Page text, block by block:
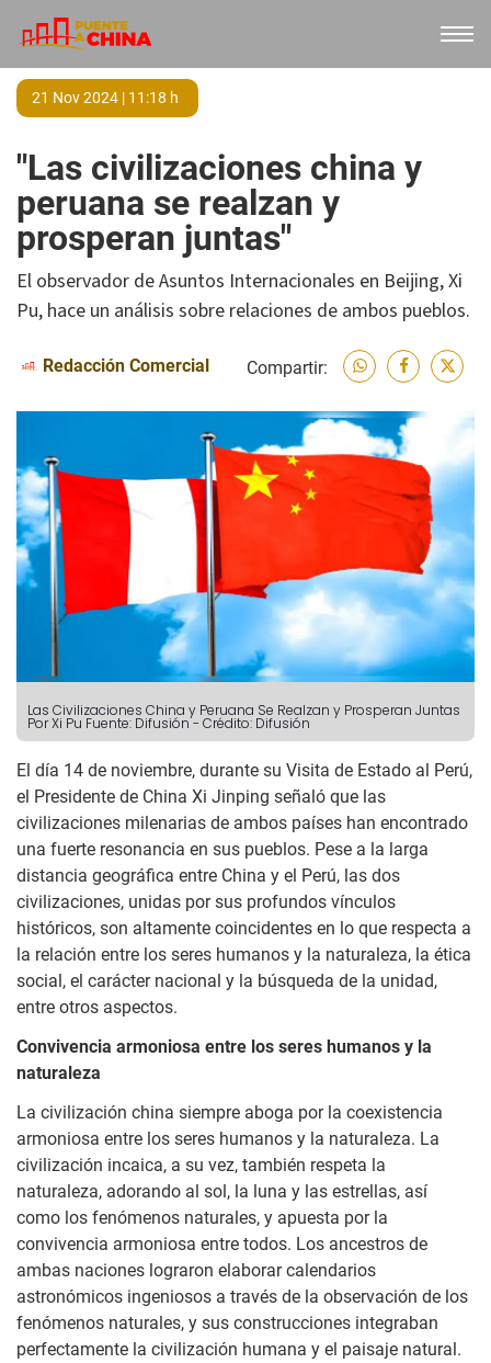
21 Nov 2024 | 11:18 h
"Las civilizaciones china y
peruana se realzan y
prosperan juntas"
El observador de Asuntos Internacionales en Beijing, Xi
Pu, hace un análisis sobre relaciones de ambos pueblos.
Redacción Comercial Compartir:
Las Civilizaciones China y Peruana Se Realzan y Prosperan Juntas
Por Xi Pu Fuente: Difusión- Crédito: Difusión
El día 14 de noviembre, durante su Visita de Estado al Perú,
el Presidente de China Xi Jinping señaló que las
civilizaciones milenarias de ambos países han encontrado
una fuerte resonancia en sus pueblos. Pese a la larga
distancia geográfica entre China y el Perú, las dos
civilizaciones, unidas por sus profundos vínculos
históricos, son altamente coincidentes en lo que respecta a
la relación entre los seres humanos y la naturaleza, la ética
social, el carácter nacional y la búsqueda de la unidad,
entre otros aspectos.
Convivencia armoniosa entre los seres humanos y la
naturaleza
La civilización china siempre aboga por la coexistencia
armoniosa entre los seres humanos y la naturaleza. La
civilización incaica, a su vez, también respeta la
naturaleza, adorando al sol, la luna y las estrellas, así
como los fenómenos naturales, y apuesta por la
convivencia armoniosa entre todos. Los ancestros de
ambas naciones lograron elaborar calendarios
astronómicos ingeniosos a través de la observación de los
fenómenos naturales, y sus construcciones integraban
perfectamente la civilización humana y el paisaje natural.